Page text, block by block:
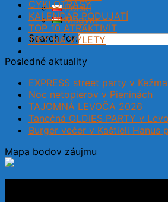
Polski
Magyar
Search for:
CYKLOTRASY
KALENDÁR PODUJATÍ
TOP 10 ATRAKTIVÍT
TIPY NA VÝLETY
Posledné aktuality
EXPRESS street party v
Noc netopierov v Pieninách
TAJOMNÁ LEVOČA 2026
Tanečná OLDIES PARTY v
Burger večer v Kaštieli Hanus
Mapa bodov záujmu